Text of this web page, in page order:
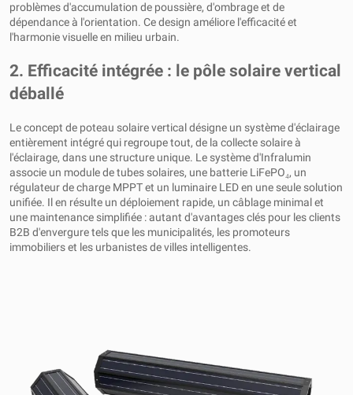
problèmes d'accumulation de poussière, d'ombrage et de
dépendance à l'orientation. Ce design améliore l'efficacité et
l'harmonie visuelle en milieu urbain.
2. Efficacité intégrée : le pôle solaire vertical
déballé
Le concept de poteau solaire vertical désigne un système d'éclairage
entièrement intégré qui regroupe tout, de la collecte solaire à
l'éclairage, dans une structure unique. Le système d'Infralumin
associe un module de tubes solaires, une batterie LiFePO₄, un
régulateur de charge MPPT et un luminaire LED en une seule solution
unifiée. Il en résulte un déploiement rapide, un câblage minimal et
une maintenance simplifiée : autant d'avantages clés pour les clients
B2B d'envergure tels que les municipalités, les promoteurs
immobiliers et les urbanistes de villes intelligentes.